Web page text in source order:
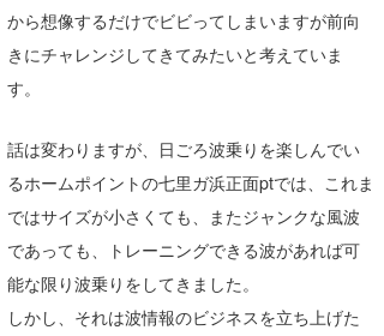
から想像するだけでビビってしまいますが前向
きにチャレンジしてきてみたいと考えていま
す。
話は変わりますが、日ごろ波乗りを楽しんでい
るホームポイントの七里ガ浜正面ptでは、これま
ではサイズが小さくても、またジャンクな風波
であっても、トレーニングできる波があれば可
能な限り波乗りをしてきました。
しかし、それは波情報のビジネスを立ち上げた
ゴン
米山予報士
予報士 hiro.
banpaku
Mr.K
chappy